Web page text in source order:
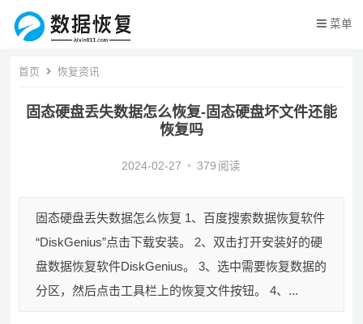
菜单
首页 恢复资讯
固态硬盘丢失数据怎么恢复-固态硬盘坏文件还能
恢复吗
2024-02-27 • 379 阅读
固态硬盘丢失数据怎么恢复 1、百度搜索数据恢复软件
“DiskGenius”点击下载安装。 2、双击打开安装好的硬
盘数据恢复软件DiskGenius。 3、选中需要恢复数据的
分区，然后点击工具栏上的恢复文件按钮。 4、...